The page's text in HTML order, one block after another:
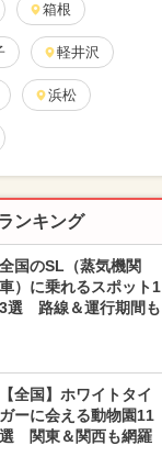
箱根
軽井沢
浜松
ンキング
全国のSL（蒸気機関
車）に乗れるスポット1
3選 路線＆運行期間も
【全国】ホワイトタイ
ガーに会える動物園11
選 関東＆関西も網羅